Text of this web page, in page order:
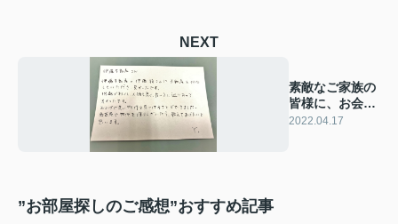
NEXT
素敵なご家族の
皆様に、お会い
できて良かった
2022.04.17
”お部屋探しのご感想”おすすめ記事